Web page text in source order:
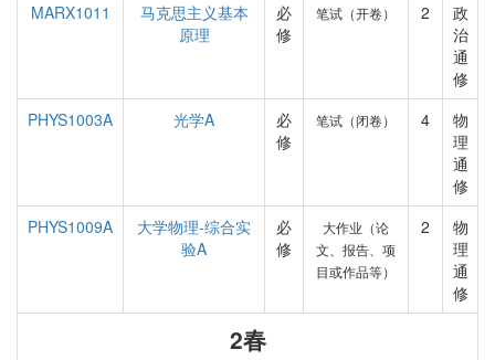
MARX1011
马克思主义基本
原理
必
修
笔试（开卷） 2
政
治
通
修
PHYS1003A
光学A
必
修
笔试（闭卷） 4
物
理
通
修
PHYS1009A
大学物理-综合实
验A
必
修
大作业（论
文、报告、项
目或作品等）
2
物
理
通
修
2春